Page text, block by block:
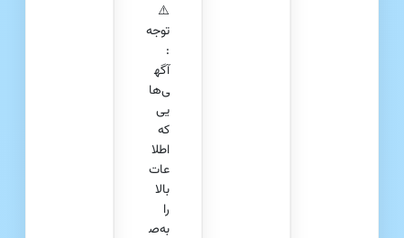
⚠️
توجه
:
آگه
ی‌ها
یی
که
اطلا
عات
بالا
را
به‌ص